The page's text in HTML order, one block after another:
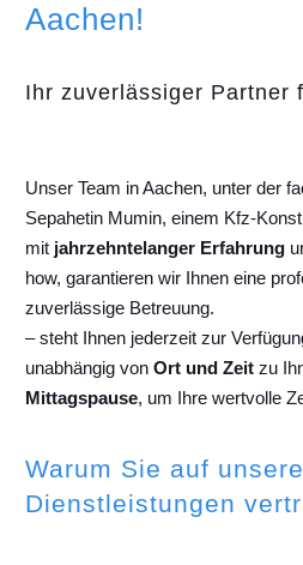
Aachen!
Ihr zuverlässiger Partner
Unser Team in Aachen, unter der
Sepahetin Mumin, einem Kfz-
mit jahrzehntelanger Erfahrung
how, garantieren wir Ihnen eine
zuverlässige Betreuung.
– steht Ihnen jederzeit zur
unabhängig von Ort und Zeit zu
Mittagspause, um Ihre wertvolle
Warum Sie auf unsere
Dienstleistungen